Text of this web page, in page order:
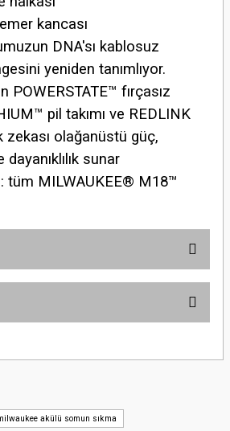
kancası
DNA'sı kablosuz
yeniden tanımlıyor.
POWERSTATE™ fırçasız
pil takımı ve REDLINK
zekası olağanüstü güç,
sunar
tüm MILWAUKEE® M18™
Yorum Yaz
akülü somun sıkma